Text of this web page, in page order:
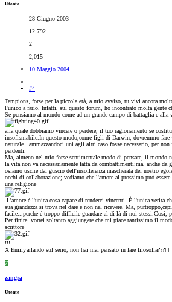
Utente
28 Giugno 2003
12,792
2
2,015
10 Maggio 2004
#4
Tempions, forse per la piccola età, a mio avviso, tu vivi ancora
l'unico a farlo. Infatti, sul questo forum, ho incontrato molta gente
Se pensiamo al mondo come ad un grande campo di battaglia e alla
alla quale dobbiamo vincere o perdere, il tuo ragionamento se
insofismabile.In questo modo,come figli di Darwin, dovremmo fare
naturale...ammazzandoci uni agli altri,caso fosse necessario, per
perdenti.
Ma, almeno nel mio forse sentimentale modo di pensare, il mondo
la vita non va necessariamente fatta da combattimenti;ma, anche da
osiamo uscire dal guscio dell'insofferenza mascherata del nostro
occhi di collaborazione; vediamo che l'amore al prossimo può
una religione
.L'amore è l'unica cosa capace di renderci vincenti. È l'unica verità
sua grandezza si trova nel dare e non nel ricevere. Ma,
facile...perché è troppo difficile guardare al di là di noi stessi.Così,
Per finire, vorrei soltanto aggiungere che mi piace tantissimo il
scrittore
!!!
X Emilyarlando sul serio, non hai mai pensato in fare filosofia???[]
Z
zangra
Utente